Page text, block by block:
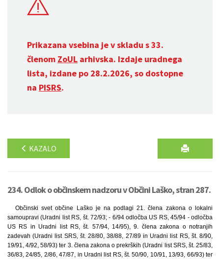
Prikazana vsebina je v skladu s 33.
členom ZoUL arhivska. Izdaje uradnega
lista, izdane po 28.2.2026, so dostopne
na PISRS.
KAZALO
234. Odlok o občinskem nadzoru v Občini Laško, stran 287.
Občinski svet občine Laško je na podlagi 21. člena zakona o lokalni
samoupravi (Uradni list RS, št. 72/93; - 6/94 odločba US RS, 45/94 - odločba
US RS in Uradni list RS, št. 57/94, 14/95), 9. člena zakona o notranjih
zadevah (Uradni list SRS, št. 28/80, 38/88, 27/89 in Uradni list RS, št. 8/90,
19/91, 4/92, 58/93) ter 3. člena zakona o prekrških (Uradni list SRS, št. 25/83,
36/83, 24/85, 2/86, 47/87, in Uradni list RS, št. 50/90, 10/91, 13/93, 66/93) ter